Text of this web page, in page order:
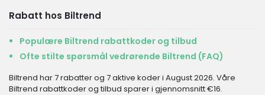
Rabatt hos Biltrend
Populære Biltrend rabattkoder og tilbud
Ofte stilte spørsmål vedrørende Biltrend (FAQ)
Biltrend har 7 rabatter og 7 aktive koder i August 2026. Våre
Biltrend rabattkoder og tilbud sparer i gjennomsnitt €16.